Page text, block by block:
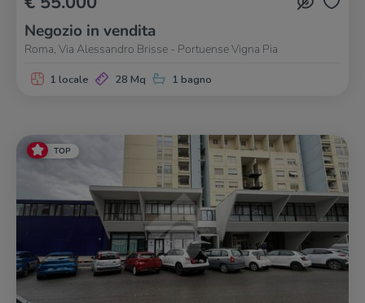
Negozio in vendita
Roma, Via Alessandro Brisse - Portuense Vigna Pia
1 locale 28 Mq 1 bagno
TOP